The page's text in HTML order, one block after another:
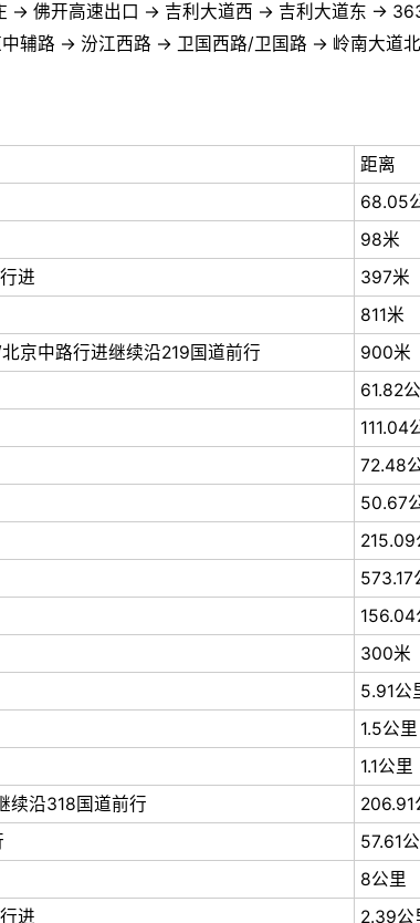
→ 佛开高速出口 → 吉利大道西 → 吉利大道东 →
辅路 → 汾江西路 → 卫国西路/卫国路 → 岭南大道
距离
68.05
98米
进
397米
811米
京中路行进继续沿219国道前行
900米
61.82
111.04
72.48
50.67
215.09
573.17
156.04
300米
5.91公
1.5公里
1.1公里
续沿318国道前行
206.91
57.61
8公里
进
2.39公